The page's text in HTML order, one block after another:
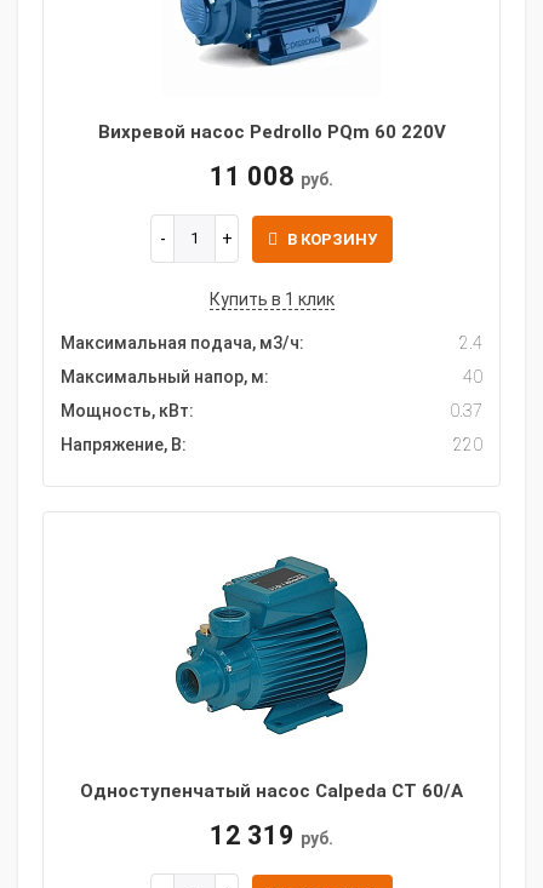
Вихревой насос Pedrollo PQm 60 220V
11 008 руб.
В КОРЗИНУ
Купить в 1 клик
Максимальная подача, м3/ч:
2.4
Максимальный напор, м:
40
Мощность, кВт:
0.37
Напряжение, В:
220
Одноступенчатый насос Calpeda CT 60/A
12 319 руб.